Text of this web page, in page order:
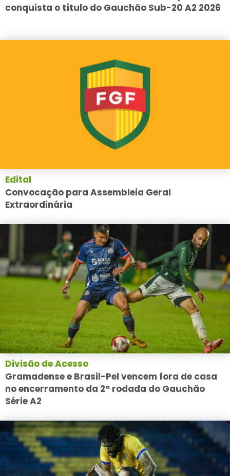
conquista o título do Gauchão Sub-20 A2 2026
Edital
Convocação para Assembleia Geral
Extraordinária
Divisão de Acesso
Gramadense e Brasil-Pel vencem fora de casa
no encerramento da 2ª rodada do Gauchão
Série A2